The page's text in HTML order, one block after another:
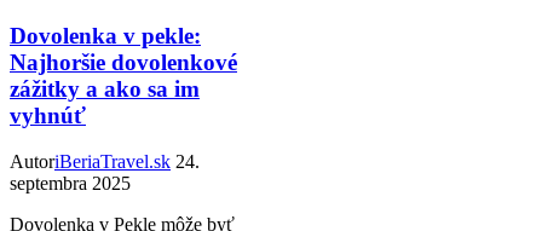
Dovolenka v pekle:
Najhoršie dovolenkové
zážitky a ako sa im
vyhnúť
AutoriBeriaTravel.sk 24.
septembra 2025
Dovolenka v Pekle môže byť